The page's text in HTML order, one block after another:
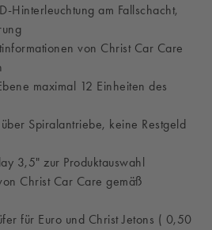
Hinterleuchtung am Fallschacht,
von Christ Car Care
maximal 12 Einheiten des
Spiralantriebe, keine Restgeld
3,5" zur Produktauswahl
Christ Car Care gemäß
für Euro und Christ Jetons ( 0,50